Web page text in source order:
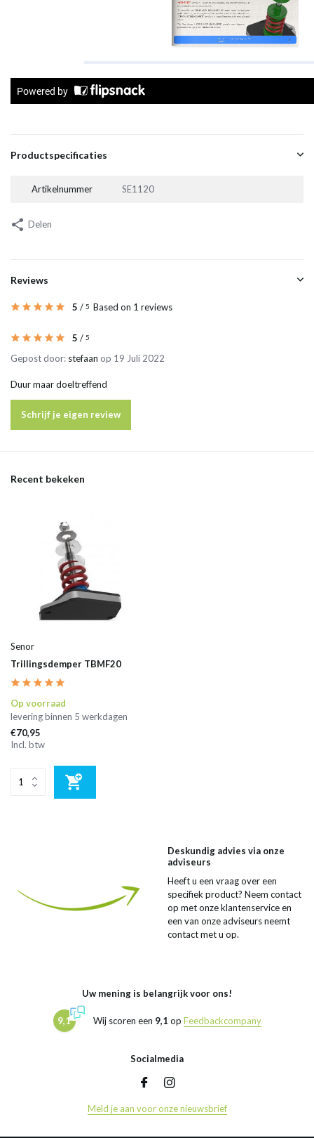
Productspecificaties
Artikelnummer SE1120
Delen
Reviews
5 / 5 Based on 1 reviews
5 / 5
Gepost door: stefaan op 19 Juli 2022
Duur maar doeltreffend
Schrijf je eigen review
Recent bekeken
Senor
Trillingsdemper TBMF20
Op voorraad
levering binnen 5 werkdagen
€70,95
Incl. btw
Deskundig advies via onze
adviseurs
Heeft u een vraag over een
specifiek product? Neem contact
op met onze klantenservice en
een van onze adviseurs neemt
contact met u op.
Uw mening is belangrijk voor ons!
9,1 Wij scoren een 9,1 op Feedbackcompany
Socialmedia
Meld je aan voor onze nieuwsbrief